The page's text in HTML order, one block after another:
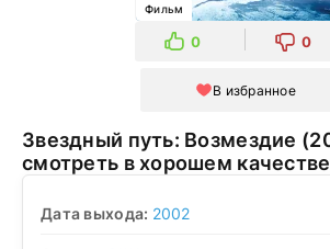
Фильм
0 0
В избранное
Звездный путь: Возмездие (2002)
смотреть в хорошем качестве
Дата выхода: 2002